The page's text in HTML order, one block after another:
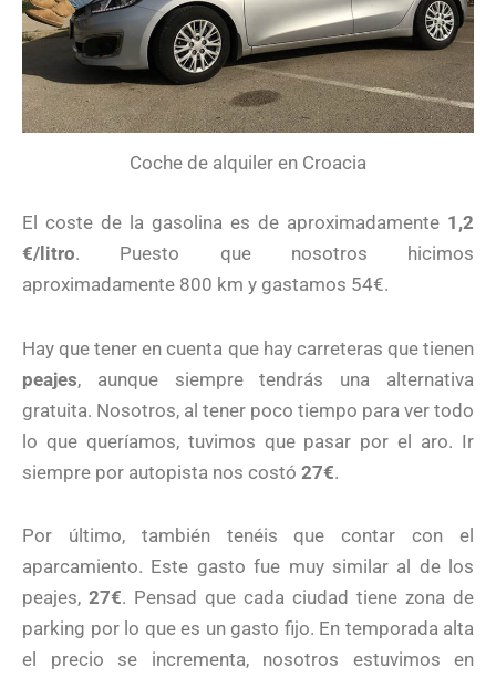
Coche de alquiler en Croacia
El coste de la gasolina es de aproximadamente 1,2
€/litro. Puesto que nosotros hicimos
aproximadamente 800 km y gastamos 54€.
Hay que tener en cuenta que hay carreteras que tienen
peajes, aunque siempre tendrás una alternativa
gratuita. Nosotros, al tener poco tiempo para ver todo
lo que queríamos, tuvimos que pasar por el aro. Ir
siempre por autopista nos costó 27€.
Por último, también tenéis que contar con el
aparcamiento. Este gasto fue muy similar al de los
peajes, 27€. Pensad que cada ciudad tiene zona de
parking por lo que es un gasto fijo. En temporada alta
el precio se incrementa, nosotros estuvimos en